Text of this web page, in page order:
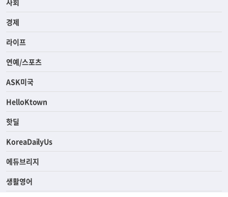
전체
사회
경제
라이프
연예/스포츠
ASK미국
HelloKtown
핫딜
KoreaDailyUs
에듀브리지